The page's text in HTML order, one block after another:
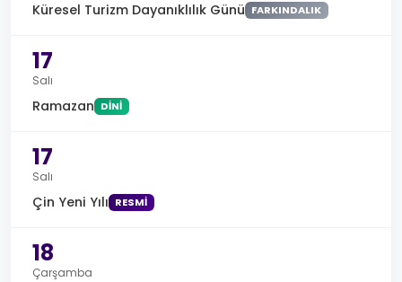
Küresel Turizm Dayanıklılık Günü FARKINDALIK
17
Salı
Ramazan DINI
17
Salı
Çin Yeni Yılı RESMI
18
Çarşamba